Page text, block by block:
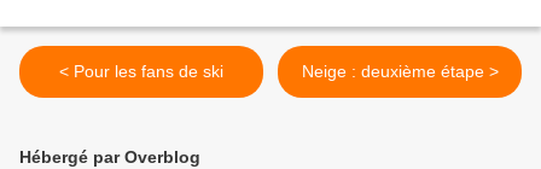
< Pour les fans de ski Neige : deuxième étape >
Hébergé par Overblog